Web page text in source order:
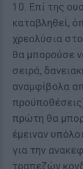
10. Επί της
καταβληθεί,
χρεολύσια
θα μπορούσε
σειρά,
αναμφίβολα
πρώτη θα
έμειναν
για την
τραπεζών